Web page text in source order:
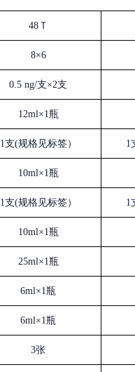
48Ｔ
8×6
0.5 ng/支×2支
12ml×1瓶
1支(规格见标签） 1
10ml×1瓶
1支(规格见标签） 1
10ml×1瓶
25ml×1瓶
6ml×1瓶
6ml×1瓶
3张